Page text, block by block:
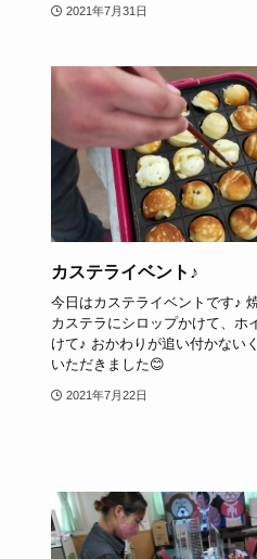
2021年7月31日
カステライベント♪
今日はカステライベントです♪
カステラにシロップかけて、ホ
けて♪ おかわりが追い付かない
いただきました😊
2021年7月22日